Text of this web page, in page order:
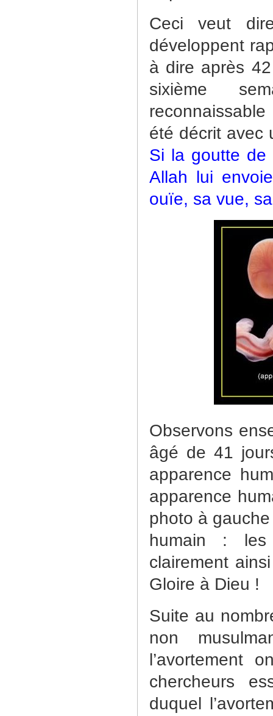
Ceci veut
développent
à dire après
sixième
été décrit avec
Si la goutte de
Allah lui
ouïe, sa vue,
Observons
âgé de 41
apparence
apparence
photo à
humain : les
clairement
Gloire à Dieu !
Suite au
non
l’avortement
chercheurs
duquel